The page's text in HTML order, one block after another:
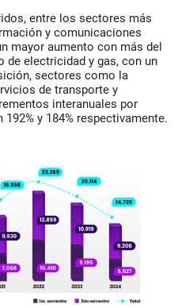
entre los sectores más
y comunicaciones
mayor aumento con más del
de electricidad y gas, con un
sectores como la
de transporte y
interanuales por
y 184% respectivamente.